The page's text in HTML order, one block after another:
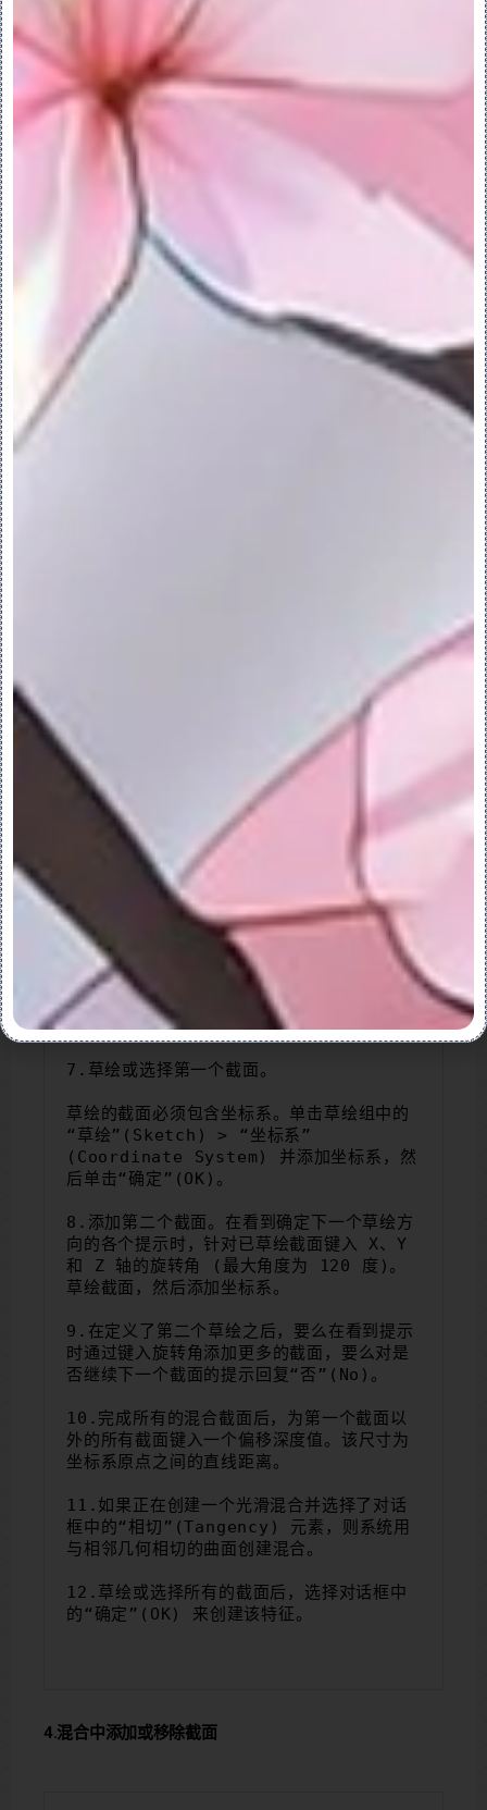
3.单击“常规混合”(General Blend) 旁边
的箭头，然后单击一种混合类型。出现“混合选
项”(BLEND OPTS) 菜单。
4.单击“选择截面”(Select Sec) 来选择用
作混合截面的三维图元，或单击“草绘截面”
(Sketch Sec) 来草绘截面，然后单击“完
成”(Done)。
将打开选定混合类型的特征创建对话框。
PS：对话框中的元素会根据混合类型的不同而
不同。
5.定义属性：
A.选择“属性”(Attributes) 并单击“定
A.在“设置草绘平面”(SETUP SK PLN) 菜
单上，单击“使用先前的”(Use Prev) 可使
用通过草绘创建的最后一个特征的草绘平面，
或单击“新设置”(Setup New) 并选择或创
建草绘平面。
B.根据需要，单击“反向”(Flip) 可更改特
征创建的方向。
C.单击“确定”(Okay)。“草绘视图”(SKET
VIEW) 菜单随即打开。
D.选择或创建草绘所用的水平或竖直参考。
“草绘器”随即打开。
7.草绘或选择第一个截面。
草绘的截面必须包含坐标系。单击草绘组中的
“草绘”(Sketch) > “坐标系”
(Coordinate System) 并添加坐标系，然
后单击“确定”(OK)。
8.添加第二个截面。在看到确定下一个草绘方
向的各个提示时，针对已草绘截面键入 X、y
和 Z 轴的旋转角 (最大角度为 120 度)。
草绘截面，然后添加坐标系。
9.在定义了第二个草绘之后，要么在看到提示
时通过键入旋转角添加更多的截面，要么对是
否继续下一个截面的提示回复“否”(no)。
10.完成所有的混合截面后，为第一个截面以
外的所有截面键入一个偏移深度值。该尺寸为
坐标系原点之间的直线距离。
11.如果正在创建一个光滑混合并选择了对话
框中的“相切”(Tangency) 元素，则系统用
与相邻几何相切的曲面创建混合。
12.草绘或选择所有的截面后，选择对话框中
的“确定”(OK) 来创建该特征。
4.混合中添加或移除截面